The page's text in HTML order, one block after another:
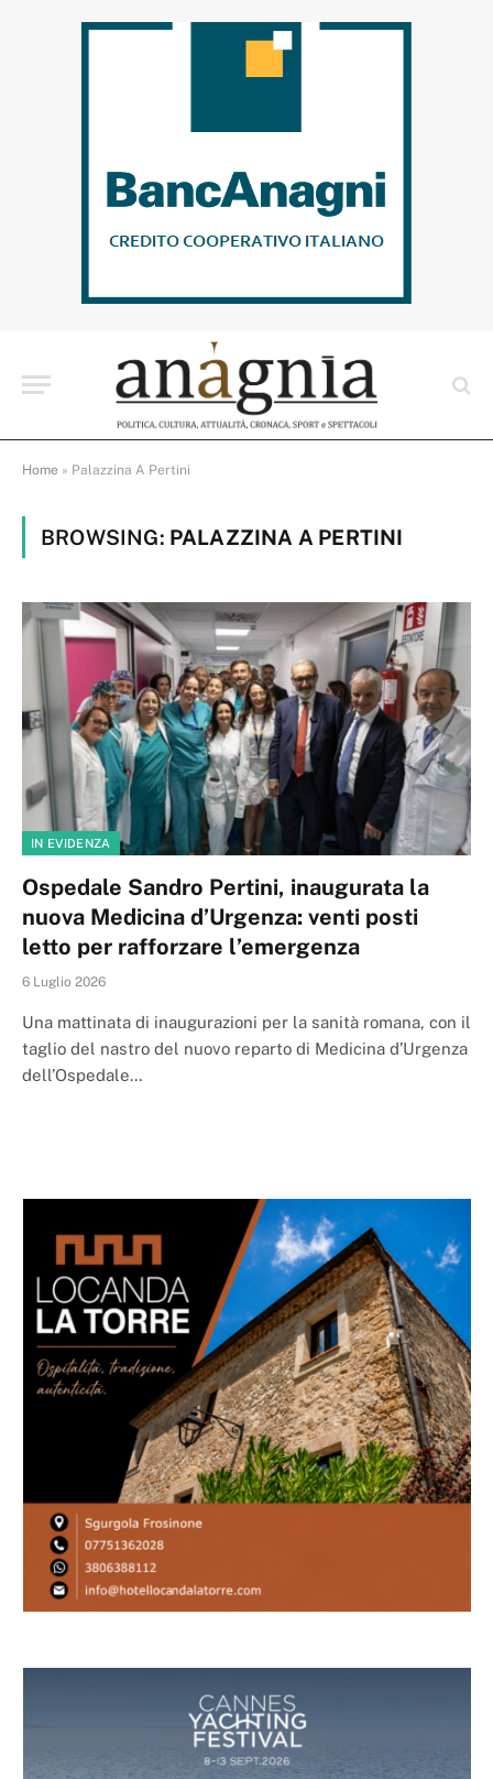
Home » Palazzina A Pertini
BROWSING: PALAZZINA A PERTINI
IN EVIDENZA
Ospedale Sandro Pertini, inaugurata la
nuova Medicina d’Urgenza: venti posti
letto per rafforzare l’emergenza
6 Luglio 2026
Una mattinata di inaugurazioni per la sanità romana, con il
taglio del nastro del nuovo reparto di Medicina d’Urgenza
dell’Ospedale…